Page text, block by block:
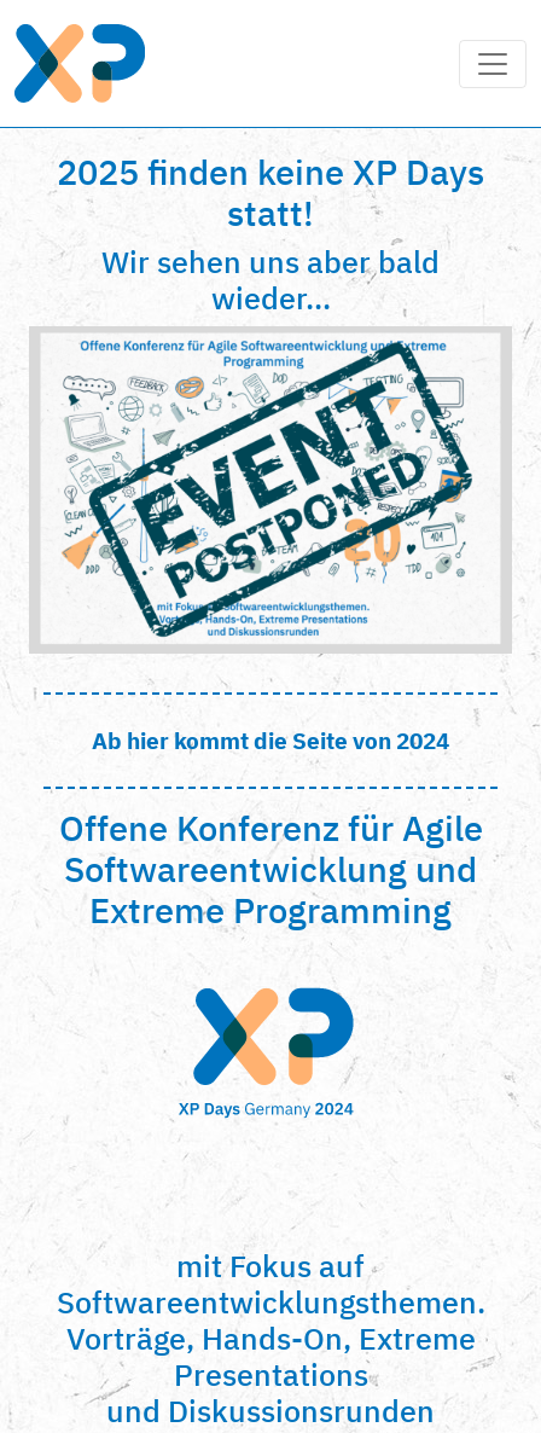
2025 finden keine XP Days
statt!
Wir sehen uns aber bald
wieder...
Ab hier kommt die Seite von 2024
Offene Konferenz für Agile
Softwareentwicklung und
Extreme Programming
mit Fokus auf
Softwareentwicklungsthemen.
Vorträge, Hands-On, Extreme
Presentations
und Diskussionsrunden